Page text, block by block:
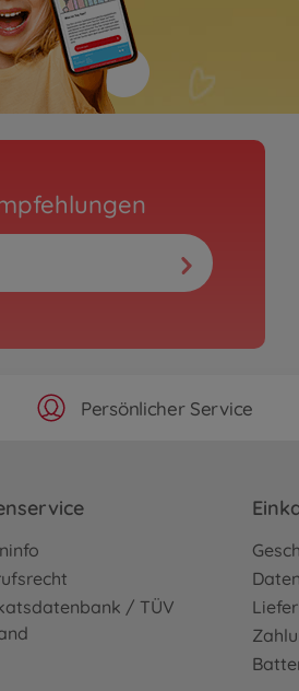
Persönlicher Service
/ TÜV